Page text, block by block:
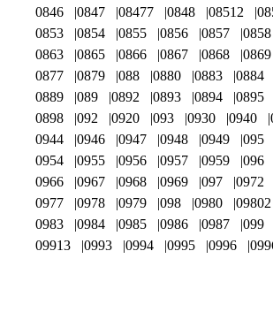
0846
0847 08477 0848 08512
0853
0854 0855 0856 0857 0858
0863
0865 0866 0867 0868 0869
0877
0879 088 0880 0883 0884
0889
089 0892 0893 0894 0895
0898
092 0920 093 0930 0940
0944
0946 0947 0948 0949 095
0954
0955 0956 0957 0959 096
0966
0967 0968 0969 097 0972
0977
0978 0979 098 0980 09802
0983
0984 0985 0986 0987 099
09913
0993 0994 0995 0996